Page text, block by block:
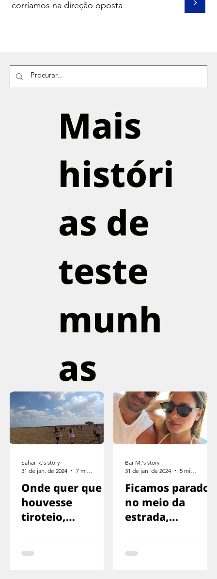
>
corríamos na direção oposta
Mais
históri
as de
teste
munh
as
Onde quer que
houvesse
tiroteio,
direção oposta
Sahar R.'s story
31 de jan. de 2024
Ficamos parados
no meio da
estrada,
sinalizando para
o motorista
Bar M.'s story
31 de jan. de 2024